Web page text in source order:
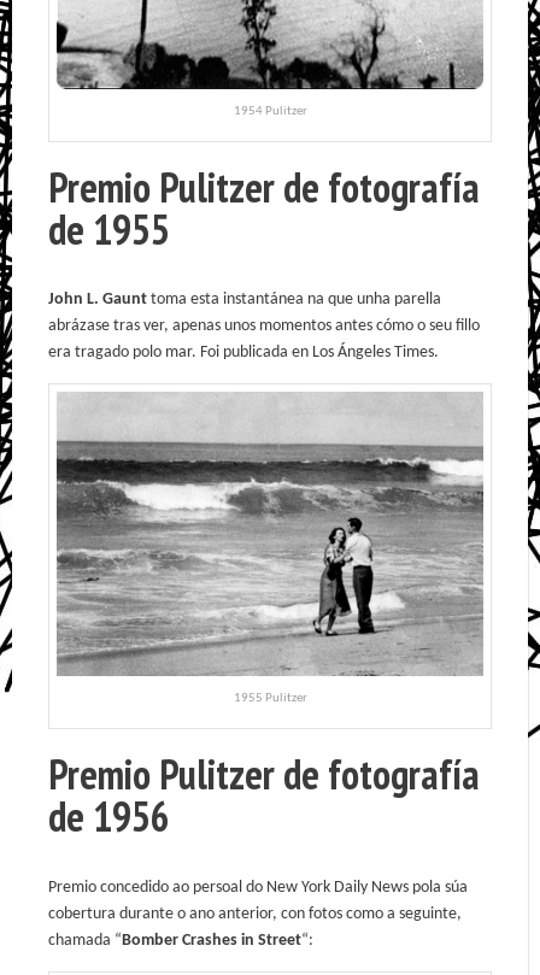
1954 Pulitzer
Premio Pulitzer de fotografía
de 1955
John L. Gaunt toma esta instantánea na que unha parella
abrázase tras ver, apenas unos momentos antes cómo o seu fillo
era tragado polo mar. Foi publicada en Los Ángeles Times.
1955 Pulitzer
Premio Pulitzer de fotografía
de 1956
Premio concedido ao persoal do New York Daily News pola súa
cobertura durante o ano anterior, con fotos como a seguinte,
chamada “ Bomber Crashes in Street“: